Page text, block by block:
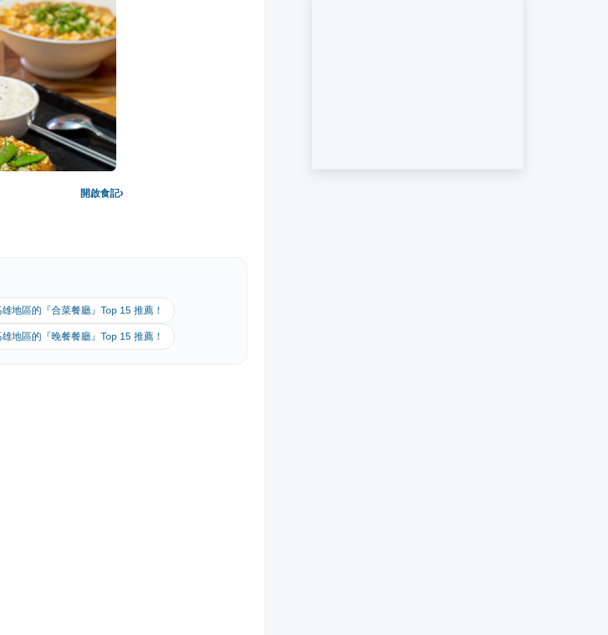
開啟食記›
雄地區的『合菜餐廳』Top 15 推薦！
雄地區的『晚餐餐廳』Top 15 推薦！